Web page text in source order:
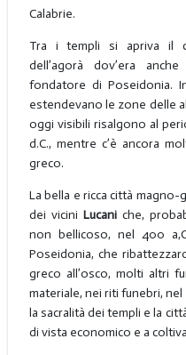
Calabrie.
Tra i templi si apriva il
dell’agorà dov’era
fondatore di Poseidonia.
estendevano le zone delle
oggi visibili risalgono al
d.C., mentre c’è ancora
greco.
La bella e ricca città
dei vicini Lucaniche,
non bellicoso, nel 400
Poseidonia, che
greco all’osco, molti altri
materiale, nei riti funebri,
la sacralità dei templi e la
di vista economico e a